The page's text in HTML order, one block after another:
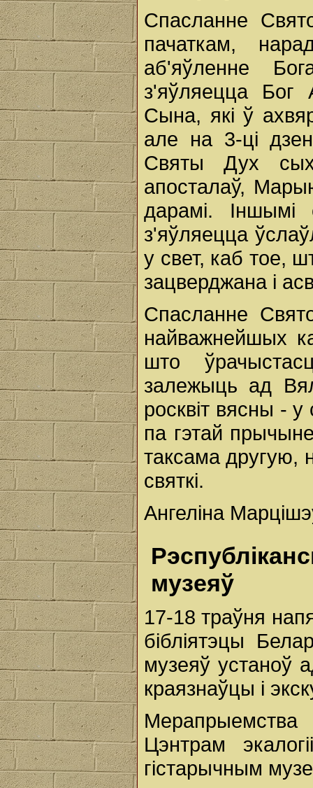
Спасланне
пачаткам,
аб'яўленне
з'яўляецца
Сына, які ў
але на 3-ці
Святы Дух
апосталаў,
дарамі. Іншымі
з'яўляецца
у свет, каб тое,
зацверджана і
Спасланне
найважнейшых
што
залежыць ад
росквіт вясны -
па гэтай
таксама другую,
святкі.
Ангеліна
музеяў
17-18 траўня
бібліятэцы
музеяў устаноў
краязнаўцы і
Мерапрыемства
Цэнтрам
гістарычным